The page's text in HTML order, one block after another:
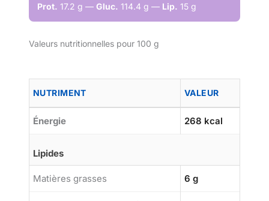
Prot. 17.2 g — Gluc. 114.4 g — Lip. 15 g
Valeurs nutritionnelles pour 100 g
NUTRIMENT VALEUR
Énergie 268 kcal
Lipides
Matières grasses 6 g